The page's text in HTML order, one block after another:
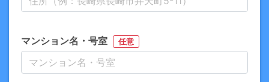
マンション名・号室 任意